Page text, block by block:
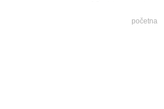
početna